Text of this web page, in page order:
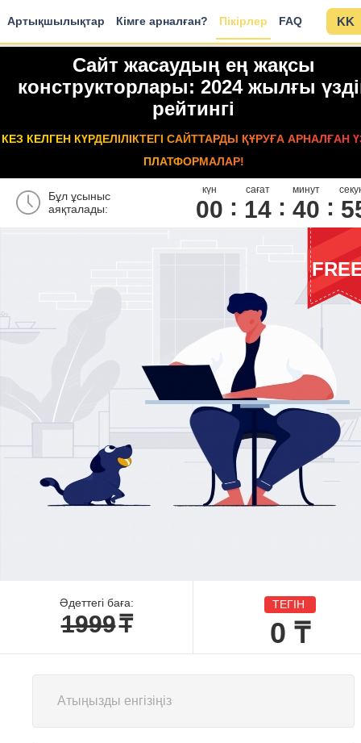
Артықшылықтар Кімге арналған? Пікірлер FAQ KK
Сайт жасаудың ең жақсы
конструкторлары: 2024 жылғы
рейтингі
КЕЗ КЕЛГЕН КҮРДЕЛІЛІКТЕГІ САЙТТАРДЫ ҚҰРУҒА АРНАЛҒАН
ПЛАТФОРМАЛАР!
Бұл ұсыныс
аяқталады:
күн
00
сағат
14
минут
40 5
Әдеттегі баға:
1999₸
ТЕГІН
0 ₸